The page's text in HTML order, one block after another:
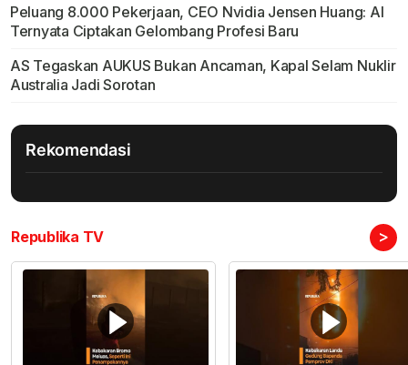
Peluang 8.000 Pekerjaan, CEO Nvidia Jensen Huang: AI
Ternyata Ciptakan Gelombang Profesi Baru
AS Tegaskan AUKUS Bukan Ancaman, Kapal Selam Nuklir
Australia Jadi Sorotan
Rekomendasi
Republika TV >